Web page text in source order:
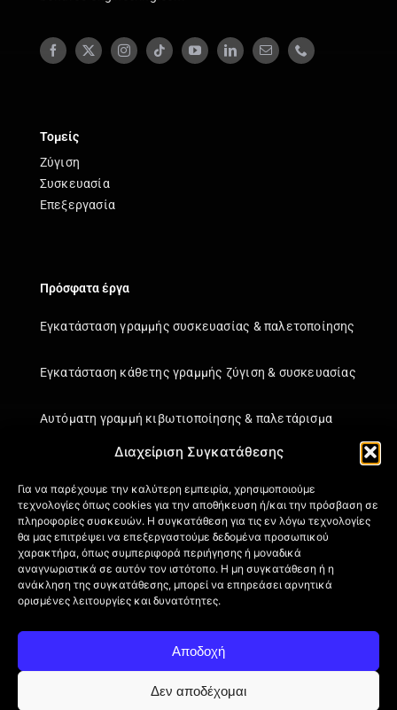
Διαχείριση Συγκατάθεσης
Για να παρέχουμε την καλύτερη εμπειρία, χρησιμοποιούμε
τεχνολογίες όπως cookies για την αποθήκευση ή/και την πρόσβαση σε
πληροφορίες συσκευών. Η συγκατάθεση για τις εν λόγω τεχνολογίες
θα μας επιτρέψει να επεξεργαστούμε δεδομένα προσωπικού
χαρακτήρα, όπως συμπεριφορά περιήγησης ή μοναδικά
αναγνωριστικά σε αυτόν τον ιστότοπο. Η μη συγκατάθεση ή η
ανάκληση της συγκατάθεσης, μπορεί να επηρεάσει αρνητικά
ορισμένες λειτουργίες και δυνατότητες.
Αποδοχή
Δεν αποδέχομαι
Τομείς
Ζύγιση
Συσκευασία
Επεξεργασία
Πρόσφατα έργα
Εγκατάσταση γραμμής συσκευασίας & παλετοποίησης
Εγκατάσταση κάθετης γραμμής ζύγιση & συσκευασίας
Αυτόματη γραμμή κιβωτιοποίησης & παλετάρισμα
Πληροφορίες
Πιστοποιήσεις
Όροι Χρήσης
Πολιτική απορρήτου
Πολιτική Cookies (ΕΕ)